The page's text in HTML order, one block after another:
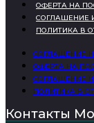
ОФЕРТА НА
СОГЛАШЕНИЕ
ПОЛИТИКА В
СОГЛАШЕНИЕ
ОФЕРТА НА
СОГЛАШЕНИЕ
ПОЛИТИКА В
Контакты